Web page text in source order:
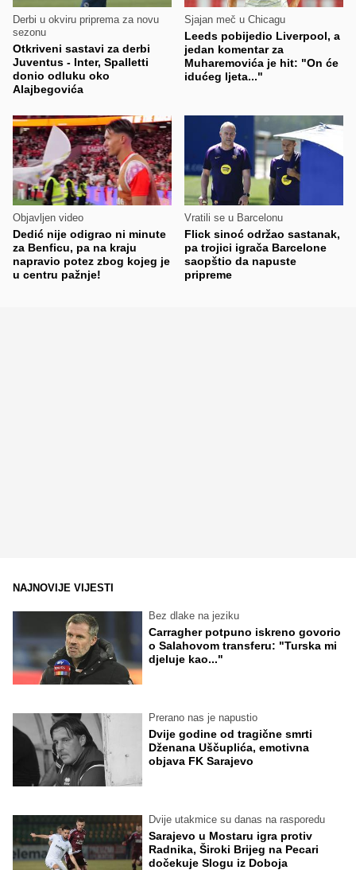
Derbi u okviru priprema za novu
sezonu
Otkriveni sastavi za derbi
Juventus - Inter, Spalletti
donio odluku oko
Alajbegovića
Sjajan meč u Chicagu
Leeds pobijedio Liverpool, a
jedan komentar za
Muharemovića je hit: "On će
idućeg ljeta..."
Objavljen video
Dedić nije odigrao ni minute
za Benficu, pa na kraju
napravio potez zbog kojeg je
u centru pažnje!
Vratili se u Barcelonu
Flick sinoć održao sastanak,
pa trojici igrača Barcelone
saopštio da napuste
pripreme
NAJNOVIJE VIJESTI
Bez dlake na jeziku
Carragher potpuno iskreno govorio
o Salahovom transferu: "Turska mi
djeluje kao..."
Prerano nas je napustio
Dvije godine od tragične smrti
Dženana Uščuplića, emotivna
objava FK Sarajevo
Dvije utakmice su danas na rasporedu
Sarajevo u Mostaru igra protiv
Radnika, Široki Brijeg na Pecari
dočekuje Slogu iz Doboja